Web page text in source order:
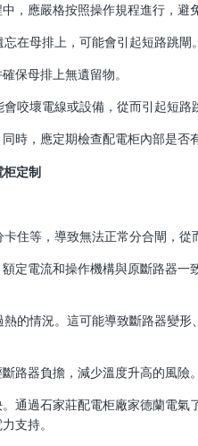
，應嚴格按照操作規程進行，避
在母排上，可能會引起短路跳閘。
保母排上無遺留物。
咬壞電線或設備，從而引起短路
時，應定期檢查配電柜內部是否
住等，導致無法正常分合閘，從
定電流和操作機構與原斷路器一
的情況。這可能導致斷路器變形
路器負擔，減少溫度升高的風險。
通過石家莊配電柜廠家德蘭電氣
支持。